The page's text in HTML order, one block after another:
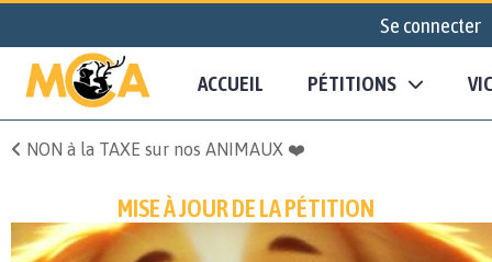
Se connecter
ACCUEIL PÉTITIONS
NON à la TAXE sur nos ANIMAUX ❤️
MISE À JOUR DE LA PÉTITION